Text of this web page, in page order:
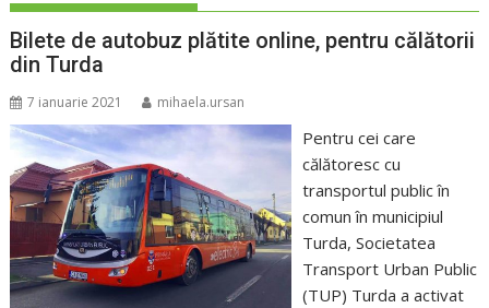
Bilete de autobuz plătite online, pentru călătorii
din Turda
7 ianuarie 2021 mihaela.ursan
Pentru cei care
călătoresc cu
transportul public în
comun în municipiul
Turda, Societatea
Transport Urban Public
(TUP) Turda a activat